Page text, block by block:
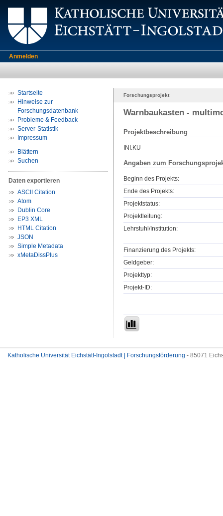
Anmelden
Startseite
Hinweise zur
Forschungsdatenbank
Probleme & Feedback
Server-Statistik
Impressum
Blättern
Suchen
Daten exportieren
ASCII Citation
Atom
Dublin Core
EP3 XML
HTML Citation
JSON
Simple Metadata
xMetaDissPlus
Forschungsprojekt
Warnbaukasten -
Projektbeschreibung
INI.KU
Angaben zum
Beginn des Projekts:
Ende des Projekts:
Projektstatus:
Projektleitung:
Lehrstuhl/Institution:
Finanzierung des Projekts:
Geldgeber:
Projekttyp:
Projekt-ID:
Katholische Universität Eichstätt-Ingolstadt | Forschungsförderung - 85071